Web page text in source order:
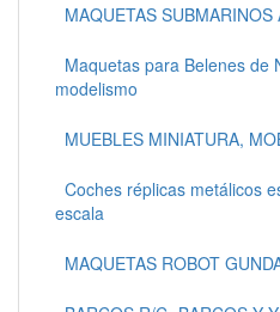
MAQUETAS SUBMARINOS
Maquetas para Belenes de
modelismo
MUEBLES MINIATURA,
Coches réplicas metálicos
escala
MAQUETAS ROBOT